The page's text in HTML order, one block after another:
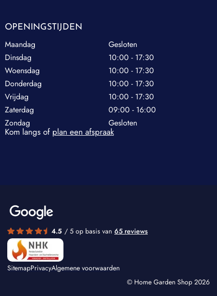
OPENINGSTIJDEN
Maandag
Gesloten
Dinsdag
10:00 - 17:30
Woensdag
10:00 - 17:30
Donderdag
10:00 - 17:30
Vrijdag
10:00 - 17:30
Zaterdag
09:00 - 16:00
Zondag
Gesloten
Kom langs of plan een afspraak
4.5 / 5 op basis van 65 reviews
SitemapPrivacyAlgemene voorwaarden
© Home Garden Shop 2026